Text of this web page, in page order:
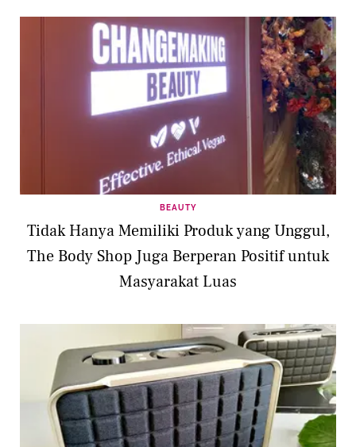
BEAUTY
Tidak Hanya Memiliki Produk yang Unggul,
The Body Shop Juga Berperan Positif untuk
Masyarakat Luas